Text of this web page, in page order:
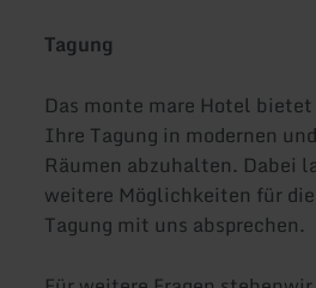
Tagung
Das monte mare Hotel
Ihre Tagung in modernen
Räumen abzuhalten. Dabei
weitere Möglichkeiten für
Tagung mit uns absprechen.